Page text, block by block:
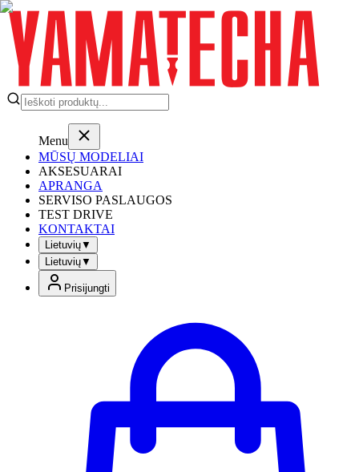
Menu
MŪSŲ MODELIAI
AKSESUARAI
APRANGA
SERVISO PASLAUGOS
TEST DRIVE
KONTAKTAI
Lietuvių▼
Lietuvių▼
Prisijungti